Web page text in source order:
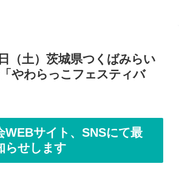
（土）茨城県つくばみらい
やわらっこフェスティバ
WEBサイト、SNSにて最
らせします